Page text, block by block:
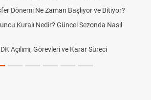
Dönemi Ne Zaman Başlıyor ve Bitiyor?
Kuralı Nedir? Güncel Sezonda Nasıl
Açılımı, Görevleri ve Karar Süreci